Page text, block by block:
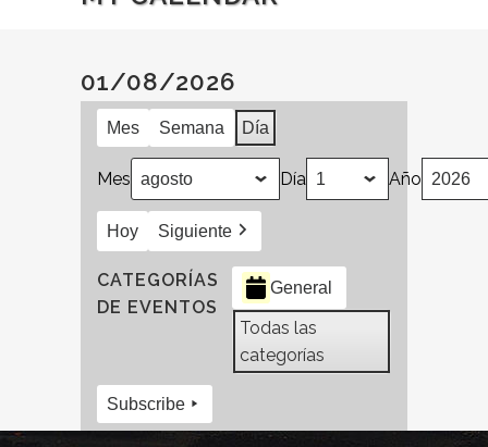
01/08/2026
Mes Semana Día
Mes Día Año
Hoy Siguiente
CATEGORÍAS
DE EVENTOS
General
Todas las
categorías
Subscribe